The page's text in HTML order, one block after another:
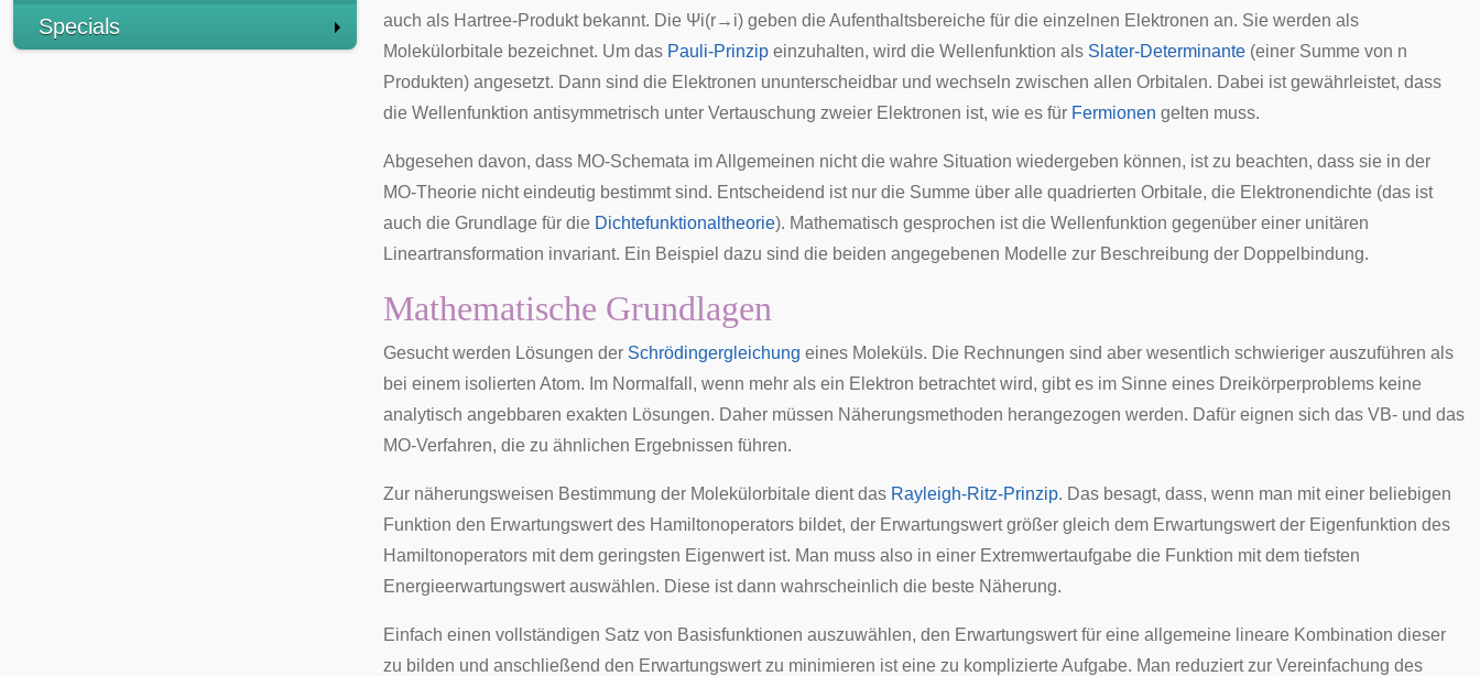
Specials
auch als Hartree-Produktbekannt. Die Ψi(r→ i) geben die Aufenthaltsbereiche für die einzelnen Elektronen an. Sie werden als
Molekülorbitale bezeichnet. Um das Pauli-Prinzip einzuhalten, wird die Wellenfunktion als Slater-Determinante (einer Summe von n
Produkten) angesetzt. Dann sind die Elektronen ununterscheidbar und wechseln zwischen allen Orbitalen. Dabei ist gewährleistet, dass
die Wellenfunktion antisymmetrisch unter Vertauschung zweier Elektronen ist, wie es für Fermionen gelten muss.
Abgesehen davon, dass MO-Schemata im Allgemeinen nicht die wahre Situation wiedergeben können, ist zu beachten, dass sie in der
MO-Theorie nicht eindeutig bestimmt sind. Entscheidend ist nur die Summe über alle quadrierten Orbitale, die Elektronendichte (das ist
auch die Grundlage für die Dichtefunktionaltheorie). Mathematisch gesprochen ist die Wellenfunktion gegenüber einer unitären
Lineartransformation invariant. Ein Beispiel dazu sind die beiden angegebenen Modelle zur Beschreibung der Doppelbindung.
Mathematische Grundlagen
Gesucht werden Lösungen der Schrödingergleichung eines Moleküls. Die Rechnungen sind aber wesentlich schwieriger auszuführen als
bei einem isolierten Atom. Im Normalfall, wenn mehr als ein Elektron betrachtet wird, gibt es im Sinne eines Dreikörperproblems keine
analytisch angebbaren exakten Lösungen. Daher müssen Näherungsmethoden herangezogen werden. Dafür eignen sich das VB- und das
MO-Verfahren, die zu ähnlichen Ergebnissen führen.
Zur näherungsweisen Bestimmung der Molekülorbitale dient das Rayleigh-Ritz-Prinzip. Das besagt, dass, wenn man mit einer beliebigen
Funktion den Erwartungswert des Hamiltonoperators bildet, der Erwartungswert größer gleich dem Erwartungswert der Eigenfunktion des
Hamiltonoperators mit dem geringsten Eigenwert ist. Man muss also in einer Extremwertaufgabe die Funktion mit dem tiefsten
Energieerwartungswert auswählen. Diese ist dann wahrscheinlich die beste Näherung.
Einfach einen vollständigen Satz von Basisfunktionen auszuwählen, den Erwartungswert für eine allgemeine lineare Kombination dieser
zu bilden und anschließend den Erwartungswert zu minimieren ist eine zu komplizierte Aufgabe. Man reduziert zur Vereinfachung des